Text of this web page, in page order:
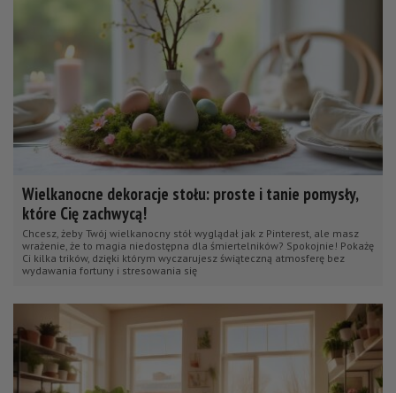
Wielkanocne dekoracje stołu: proste i tanie pomysły,
które Cię zachwycą!
Chcesz, żeby Twój wielkanocny stół wyglądał jak z Pinterest, ale masz
wrażenie, że to magia niedostępna dla śmiertelników? Spokojnie! Pokażę
Ci kilka trików, dzięki którym wyczarujesz świąteczną atmosferę bez
wydawania fortuny i stresowania się